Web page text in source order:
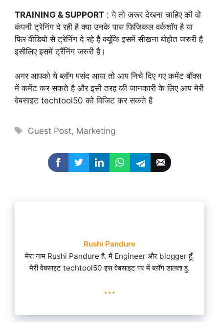
TRAINING & SUPPORT : ये तो जरूर देखना चाहिए की वो
कंपनी ट्रेनिंग दे रही है क्या उनके पास फिजिकल वर्कशॉप है या
फिर वीडियो से ट्रेनिंग दे रहे है क्यूंकि इसमें सीखना बोहोत जरुरी है
इसीलिए इसमें ट्रैंनिंग जरुरी है।
अगर आपको ये ब्लॉग पसंद आया तो आप निचे दिए गए कमेंट बॉक्स
में कमेंट कर सकते है और इसी तरह की जानकारी के लिए आप मेरी
वेबसाइट techtool50 को विजिट कर सकते है
Tags
Guest Post, Marketing
Rushi Pandure
मेरा नाम Rushi Pandure है. मै Engineer और blogger हूँ.
मेरी वेबसाइट techtool50 इस वेबसाइट पर में ब्लॉग डालता हु.
...